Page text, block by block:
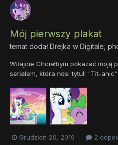
Mój pierwszy plakat
temat dodałDrejka w Digitale,
Witajcie Chciałbym pokazać moją
serialem, która nosi tytuł: "Tit-
wodnym ponieważ mam zamiar go
zainteresowanie. Obok jest
Grudzień 20, 2019 2